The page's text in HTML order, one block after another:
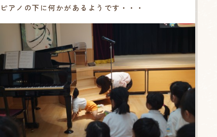
ピアノの下に何かがあるようです・・・